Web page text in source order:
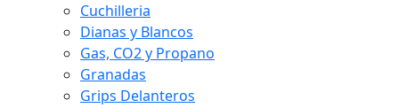
Cuchilleria
Dianas y Blancos
Gas, CO2 y Propano
Granadas
Grips Delanteros